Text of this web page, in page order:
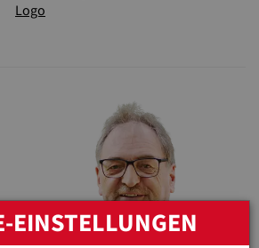
EINSTELLUNGEN